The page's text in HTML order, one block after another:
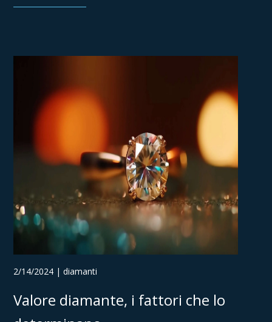
2/14/2024 | diamanti
Valore diamante, i fattori che lo